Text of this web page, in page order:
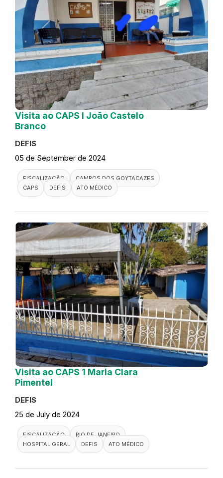
Visita ao CAPS I João Castelo
Branco
DEFIS
05 de September de 2024
FISCALIZAÇÃO
CAMPOS DOS GOYTACAZES
CAPS
DEFIS ATO MÉDICO
Visita ao CAPS 1 Maria Clara
Pimentel
DEFIS
25 de July de 2024
FISCALIZAÇÃO
RIO DE JANEIRO
HOSPITAL GERAL
DEFIS ATO MÉDICO